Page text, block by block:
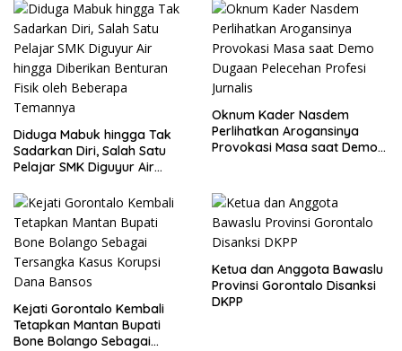
Diduga Mabuk hingga Tak
Sadarkan Diri, Salah Satu
Pelajar SMK Diguyur Air
Fisik oleh Beberapa
Temannya
Oknum Kader Nasdem
Perlihatkan Arogansinya
Provokasi Masa saat Demo
Kejati Gorontalo Kembali
Tetapkan Mantan Bupati
Bone Bolango Sebagai
Ketua dan Anggota Bawaslu
Provinsi Gorontalo Disanksi
DKPP